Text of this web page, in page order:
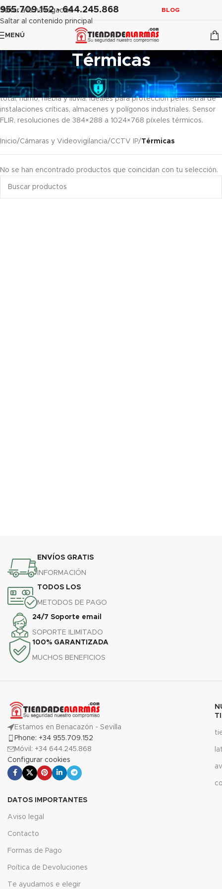
contenido
Saltar a la navegación
Saltar al contenido principal
955.709.152 - 644.245.868 BLOG
MENÚ
Térmicas
Cámaras termográficaspara videovigilancia sin iluminación
visible. Detectan calor y presencia en condiciones de oscuridad
total, humo, niebla y lluvia. Ideales para protección perimetral de
instalaciones críticas, almacenes y polígonos industriales. Sensor
FLIR, resoluciones de 384×288 a 1024×768 píxeles térmicos.
Inicio/Cámaras y Videovigilancia/CCTV IP/Térmicas
No se han encontrado productos que coincidan con tu selección.
ENVÍOS GRATIS
INFORMACIÓN
TODOS LOS
METODOS DE PAGO
24/7 Soporte email
SOPORTE ILIMITADO
100% GARANTIZADA
MUCHOS BENEFICIOS
Estamos en Benacazón - Sevilla
Phone: +34 955.709.152
Móvil: +34 644.245.868
Configurar cookies
DATOS IMPORTANTES
Aviso legal
Contacto
Formas de Pago
Poítica de Devoluciones
Te ayudamos e elegir